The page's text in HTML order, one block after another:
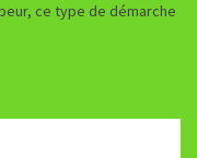
ce type de démarche